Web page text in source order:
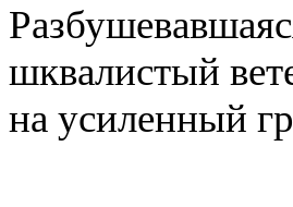
шквалистый
на усиленный